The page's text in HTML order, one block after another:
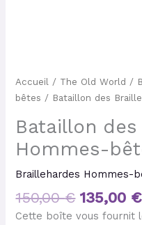
Accueil / The Old World /
bêtes / Bataillon des
Bataillon
Hommes-
Braillehardes Hommes-
150,00€ 135,00 €
Cette boîte vous fournit